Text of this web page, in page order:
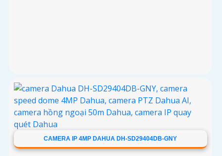
CAMERA IP 4MP DAHUA DH-SD29404DB-GNY